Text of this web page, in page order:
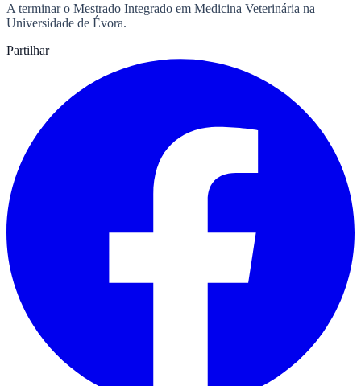
A terminar o Mestrado Integrado em Medicina Veterinária na
Universidade de Évora.
Partilhar